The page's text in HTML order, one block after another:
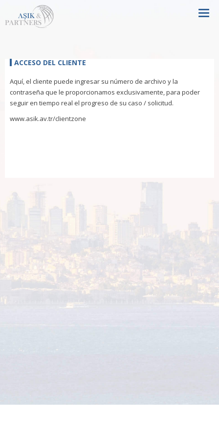
ACCESO DEL CLIENTE
Aquí, el cliente puede ingresar su número de archivo y la
contraseña que le proporcionamos exclusivamente, para poder
seguir en tiempo real el progreso de su caso / solicitud.
www.asik.av.tr/clientzone